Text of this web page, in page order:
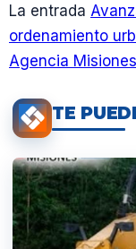
La entrada
ordenamiento
Agencia Misiones
TE